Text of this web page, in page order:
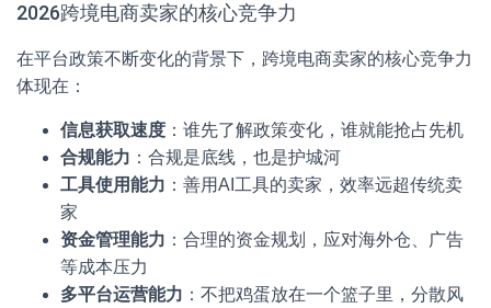
2026跨境电商卖家的核心竞争力
在平台政策不断变化的背景下，跨境电商卖家的核心竞争力
体现在：
信息获取速度 ：谁先了解政策变化，谁就能抢占先机
合规能力 ：合规是底线，也是护城河
工具使用能力 ：善用AI工具的卖家，效率远超传统卖
家
资金管理能力 ：合理的资金规划，应对海外仓、广告
等成本压力
多平台运营能力 ：不把鸡蛋放在一个篮子里，分散风